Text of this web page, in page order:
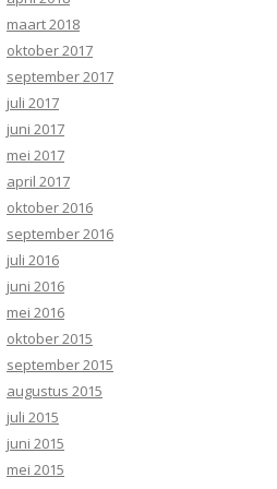
maart 2018
oktober 2017
september 2017
juli 2017
juni 2017
mei 2017
april 2017
oktober 2016
september 2016
juli 2016
juni 2016
mei 2016
oktober 2015
september 2015
augustus 2015
juli 2015
juni 2015
mei 2015